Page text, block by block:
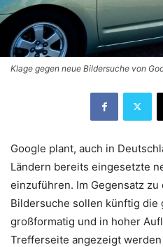
Klage gegen neue Bildersuche von
Google plant, auch in
Ländern bereits eingesetzte
einzuführen. Im Gegensatz
Bildersuche sollen künftig die
großformatig und in hoher
Trefferseite angezeigt